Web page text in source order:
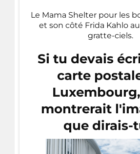
Le Mama Shelter pour les
et son côté Frida Kahlo
gratte-ciels.
Si tu devais
carte
montrerait
que dirais-